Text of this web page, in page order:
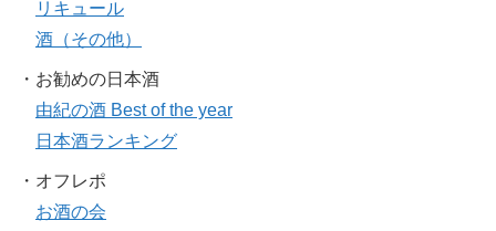
リキュール
酒（その他）
・お勧めの日本酒
由紀の酒 Best of the year
日本酒ランキング
・オフレポ
お酒の会